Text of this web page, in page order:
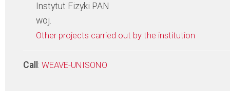
Instytut Fizyki PAN
woj.
Other projects carried out by the institution
Call : WEAVE-UNISONO